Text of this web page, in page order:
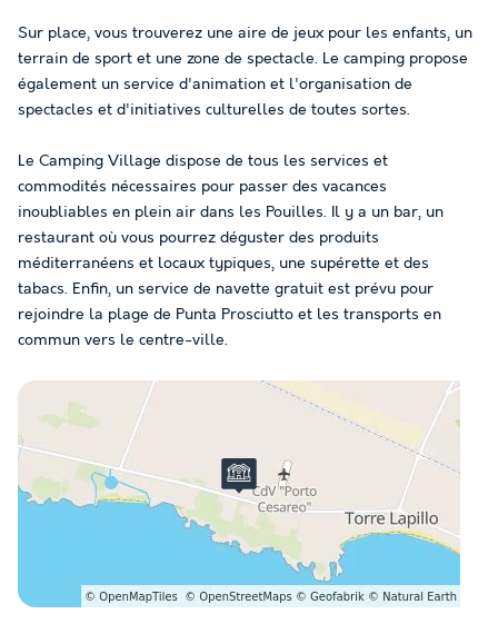
Sur place, vous trouverez une aire de jeux pour les enfants, un
terrain de sport et une zone de spectacle. Le camping propose
également un service d'animation et l'organisation de
spectacles et d'initiatives culturelles de toutes sortes.
Le Camping Village dispose de tous les services et
commodités nécessaires pour passer des vacances
inoubliables en plein air dans les Pouilles. Il y a un bar, un
restaurant où vous pourrez déguster des produits
méditerranéens et locaux typiques, une supérette et des
tabacs. Enfin, un service de navette gratuit est prévu pour
rejoindre la plage de Punta Prosciutto et les transports en
commun vers le centre-ville.